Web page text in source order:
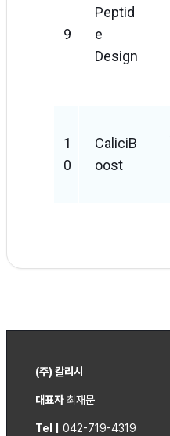
9
Peptid
E
Design
1
0
CaliciB
Oost
(주) 칼리시
대표자최재문
Tel | 042-719-4319